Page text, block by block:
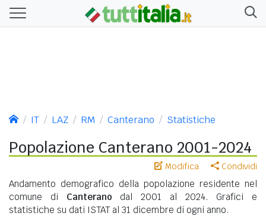
IT LAZ RM Canterano Statistiche
Popolazione Canterano 2001-2024
Modifica Condividi
Andamento demografico della popolazione residente nel
comune di Canterano dal 2001 al 2024. Grafici e
statistiche su dati ISTAT al 31 dicembre di ogni anno.